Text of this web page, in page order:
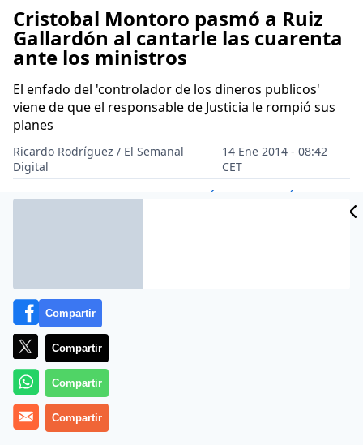
Cristobal Montoro pasmó a Ruiz
Gallardón al cantarle las cuarenta
ante los ministros
El enfado del 'controlador de los dineros publicos'
viene de que el responsable de Justicia le rompió sus
planes
Ricardo Rodríguez / El Semanal
Digital
14 Ene 2014 - 08:42
CET
Archivado en: ALBERTO RUIZ-GALLARDÓN ALFREDO PÉREZ-
Compartir
Compartir
Compartir
Compartir